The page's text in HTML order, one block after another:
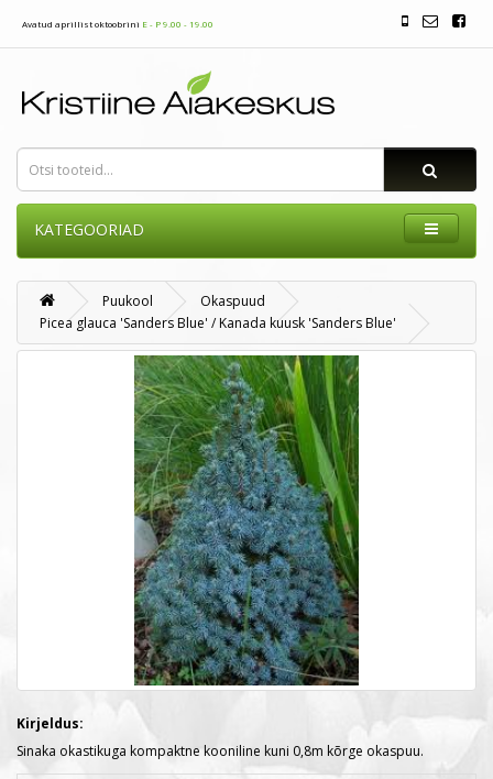
Avatud aprillist oktoobrini E - P 9.00 - 19.00
KATEGOORIAD
Puukool
Okaspuud
Picea glauca 'Sanders Blue' / Kanada kuusk 'Sanders Blue'
Kirjeldus:
Sinaka okastikuga kompaktne kooniline kuni 0,8m kõrge okaspuu.